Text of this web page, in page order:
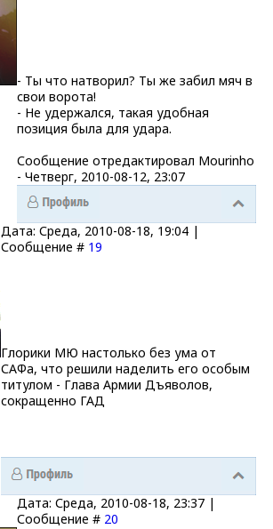
- Ты что натворил? Ты же забил мяч в
свои ворота!
- Не удержался, такая удобная
позиция была для удара.
Сообщение отредактировал Mourinho
- Четверг, 2010-08-12, 23:07
Дата: Среда, 2010-08-18, 19:04 |
Сообщение # 19
Глорики МЮ настолько без ума от
САФа, что решили наделить его особым
титулом - Глава Армии Дъяволов,
сокращенно ГАД
Дата: Среда, 2010-08-18, 23:37 |
Сообщение # 20